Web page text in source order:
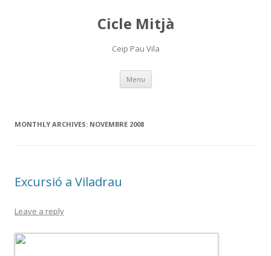
Cicle Mitjà
Ceip Pau Vila
Menu Skip
content
MONTHLY ARCHIVES: NOVEMBRE 2008
Excursió a Viladrau
Leave a reply